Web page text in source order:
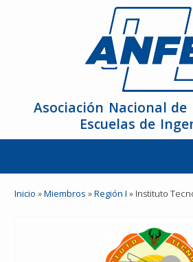
Asociación Nacional de
Escuelas de
La ANFEI
Inicio »Miembros »Región I » Instituto